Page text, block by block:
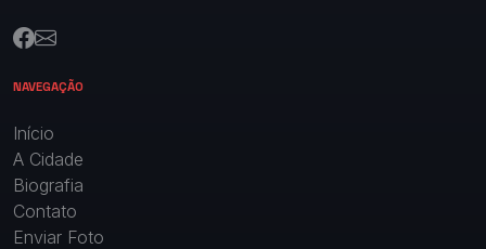
NAVEGAÇÃO
Início
A Cidade
Biografia
Contato
Enviar Foto